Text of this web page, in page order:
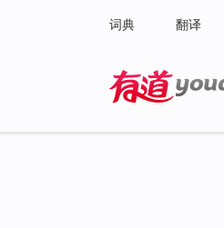
词典 翻译